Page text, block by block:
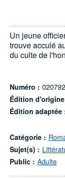
Un jeune
trouve acculé
du culte de
Numéro : 020792
Édition
Édition adaptée
Catégorie :
Sujet(s) :
Public : Adulte